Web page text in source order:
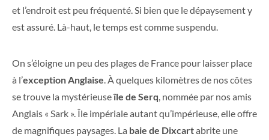
et l’endroit est peu fréquenté. Si bien que le dépaysement y
est assuré. Là-haut, le temps est comme suspendu.
On s’éloigne un peu des plages de France pour laisser place
à l’exception Anglaise. À quelques kilomètres de nos côtes
se trouve la mystérieuseîle de Serq, nommée par nos amis
Anglais « Sark ». Île impériale autant qu’impérieuse, elle offre
de magnifiques paysages. La baie de Dixcartabrite une